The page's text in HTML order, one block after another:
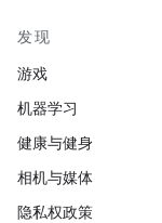
发现
游戏
机器学习
健康与健身
相机与媒体
隐私权政策